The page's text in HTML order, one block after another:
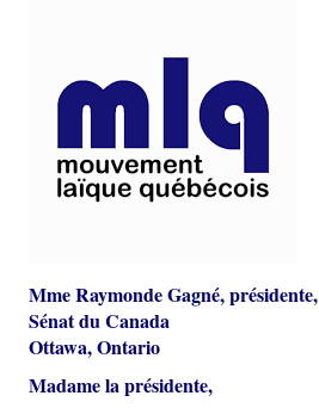
Mme Raymonde Gagné, présidente,
Sénat du Canada
Ottawa, Ontario
Madame la présidente,